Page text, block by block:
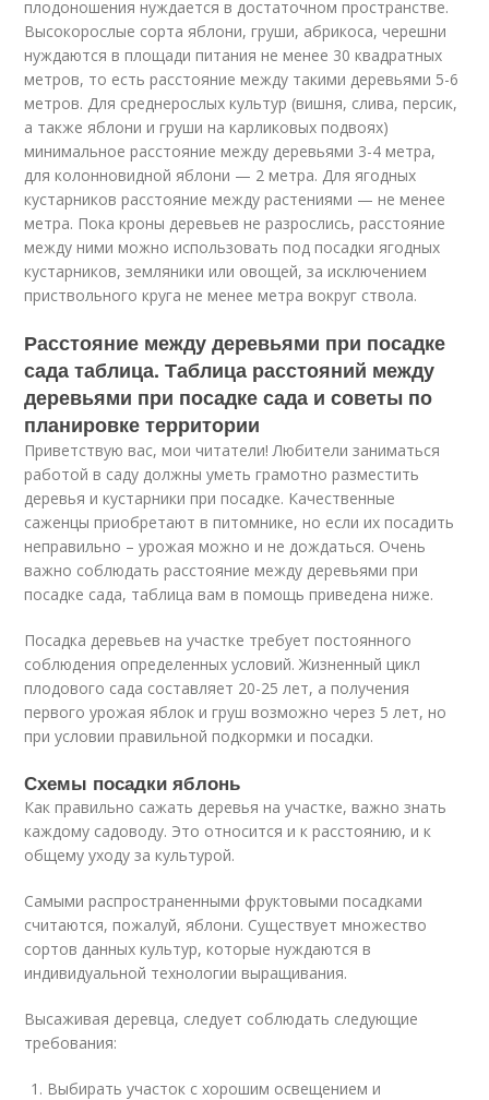
плодоношения нуждается в достаточном пространстве.
Высокорослые сорта яблони, груши, абрикоса, черешни
нуждаются в площади питания не менее 30 квадратных
метров, то есть расстояние между такими деревьями 5-6
метров. Для среднерослых культур (вишня, слива, персик,
а также яблони и груши на карликовых подвоях)
минимальное расстояние между деревьями 3-4 метра,
для колонновидной яблони — 2 метра. Для ягодных
кустарников расстояние между растениями — не менее
метра. Пока кроны деревьев не разрослись, расстояние
между ними можно использовать под посадки ягодных
кустарников, земляники или овощей, за исключением
приствольного круга не менее метра вокруг ствола.
Расстояние между деревьями при посадке
сада таблица. Таблица расстояний между
деревьями при посадке сада и советы по
планировке территории
Приветствую вас, мои читатели! Любители заниматься
работой в саду должны уметь грамотно разместить
деревья и кустарники при посадке. Качественные
саженцы приобретают в питомнике, но если их посадить
неправильно – урожая можно и не дождаться. Очень
важно соблюдать расстояние между деревьями при
посадке сада, таблица вам в помощь приведена ниже.
Посадка деревьев на участке требует постоянного
соблюдения определенных условий. Жизненный цикл
плодового сада составляет 20-25 лет, а получения
первого урожая яблок и груш возможно через 5 лет, но
при условии правильной подкормки и посадки.
Схемы посадки яблонь
Как правильно сажать деревья на участке, важно знать
каждому садоводу. Это относится и к расстоянию, и к
общему уходу за культурой.
Самыми распространенными фруктовыми посадками
считаются, пожалуй, яблони. Существует множество
сортов данных культур, которые нуждаются в
индивидуальной технологии выращивания.
Высаживая деревца, следует соблюдать следующие
требования:
Выбирать участок с хорошим освещением и